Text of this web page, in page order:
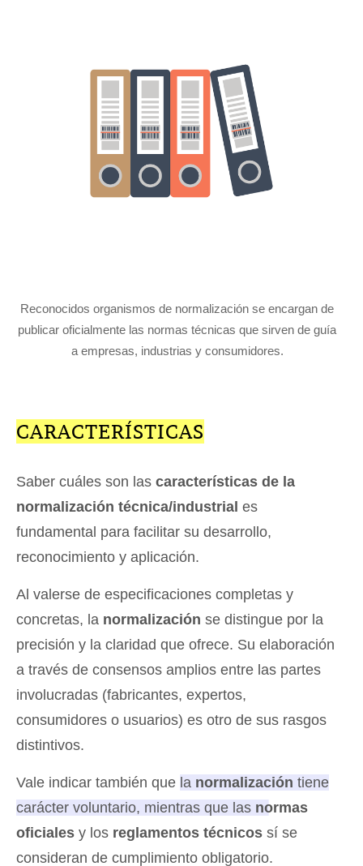
Reconocidos organismos de normalización se encargan de
publicar oficialmente las normas técnicas que sirven de guía
a empresas, industrias y consumidores.
CARACTERÍSTICAS
Saber cuáles son las características de la
normalización técnica/industrial es
fundamental para facilitar su desarrollo,
reconocimiento y aplicación.
Al valerse de especificaciones completas y
concretas, la normalización se distingue por la
precisión y la claridad que ofrece. Su elaboración
a través de consensos amplios entre las partes
involucradas (fabricantes, expertos,
consumidores o usuarios) es otro de sus rasgos
distintivos.
Vale indicar también que la normalización tiene
carácter voluntario, mientras que las normas
oficiales y los reglamentos técnicos sí se
consideran de cumplimiento obligatorio.